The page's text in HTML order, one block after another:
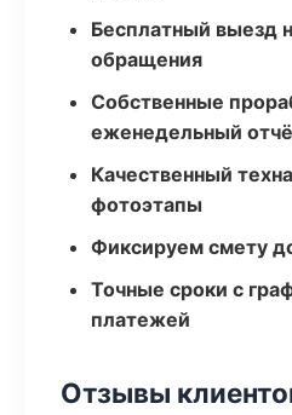
Бесплатный выезд
обращения
Собственные
еженедельный
Качественный
фотоэтапы
Фиксируем смету
Точные сроки с
платежей
Отзывы